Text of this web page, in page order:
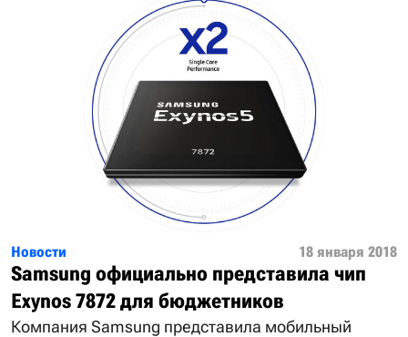
Новости 18 января 2018
Samsung официально представила чип
Exynos 7872 для бюджетников
Компания Samsung представила мобильный